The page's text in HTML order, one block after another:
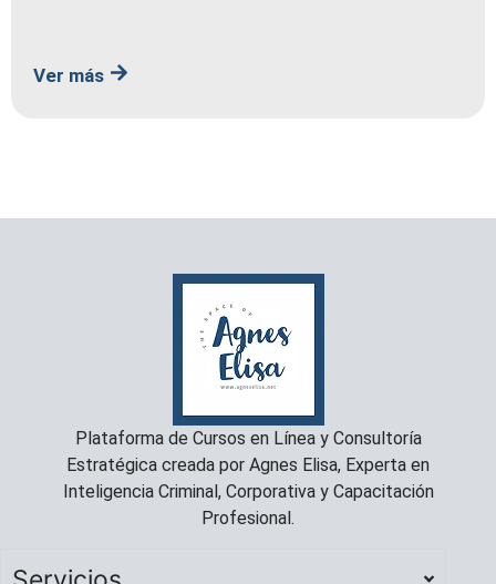
Ver más
Plataforma de Cursos en Línea y Consultoría
Estratégica creada por Agnes Elisa, Experta en
Inteligencia Criminal, Corporativa y Capacitación
Profesional.